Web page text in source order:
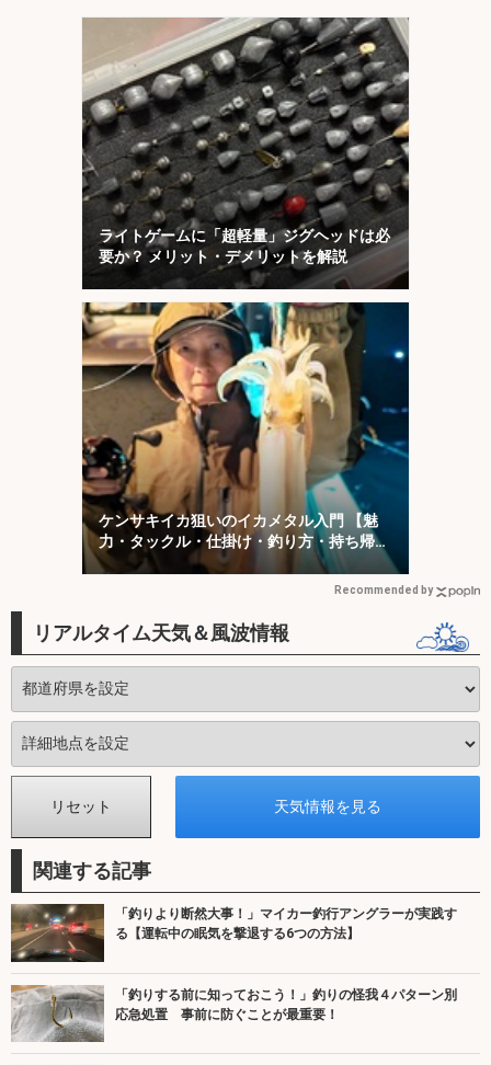
ライトゲームに「超軽量」ジグヘッドは必
要か？ メリット・デメリットを解説
ケンサキイカ狙いのイカメタル入門 【魅
力・タックル・仕掛け・釣り方・持ち帰り
方を解説】
Recommended by
リアルタイム天気＆風波情報
関連する記事
「釣りより断然大事！」マイカー釣行アングラーが実践す
る【運転中の眠気を撃退する6つの方法】
「釣りする前に知っておこう！」釣りの怪我４パターン別
応急処置 事前に防ぐことが最重要！